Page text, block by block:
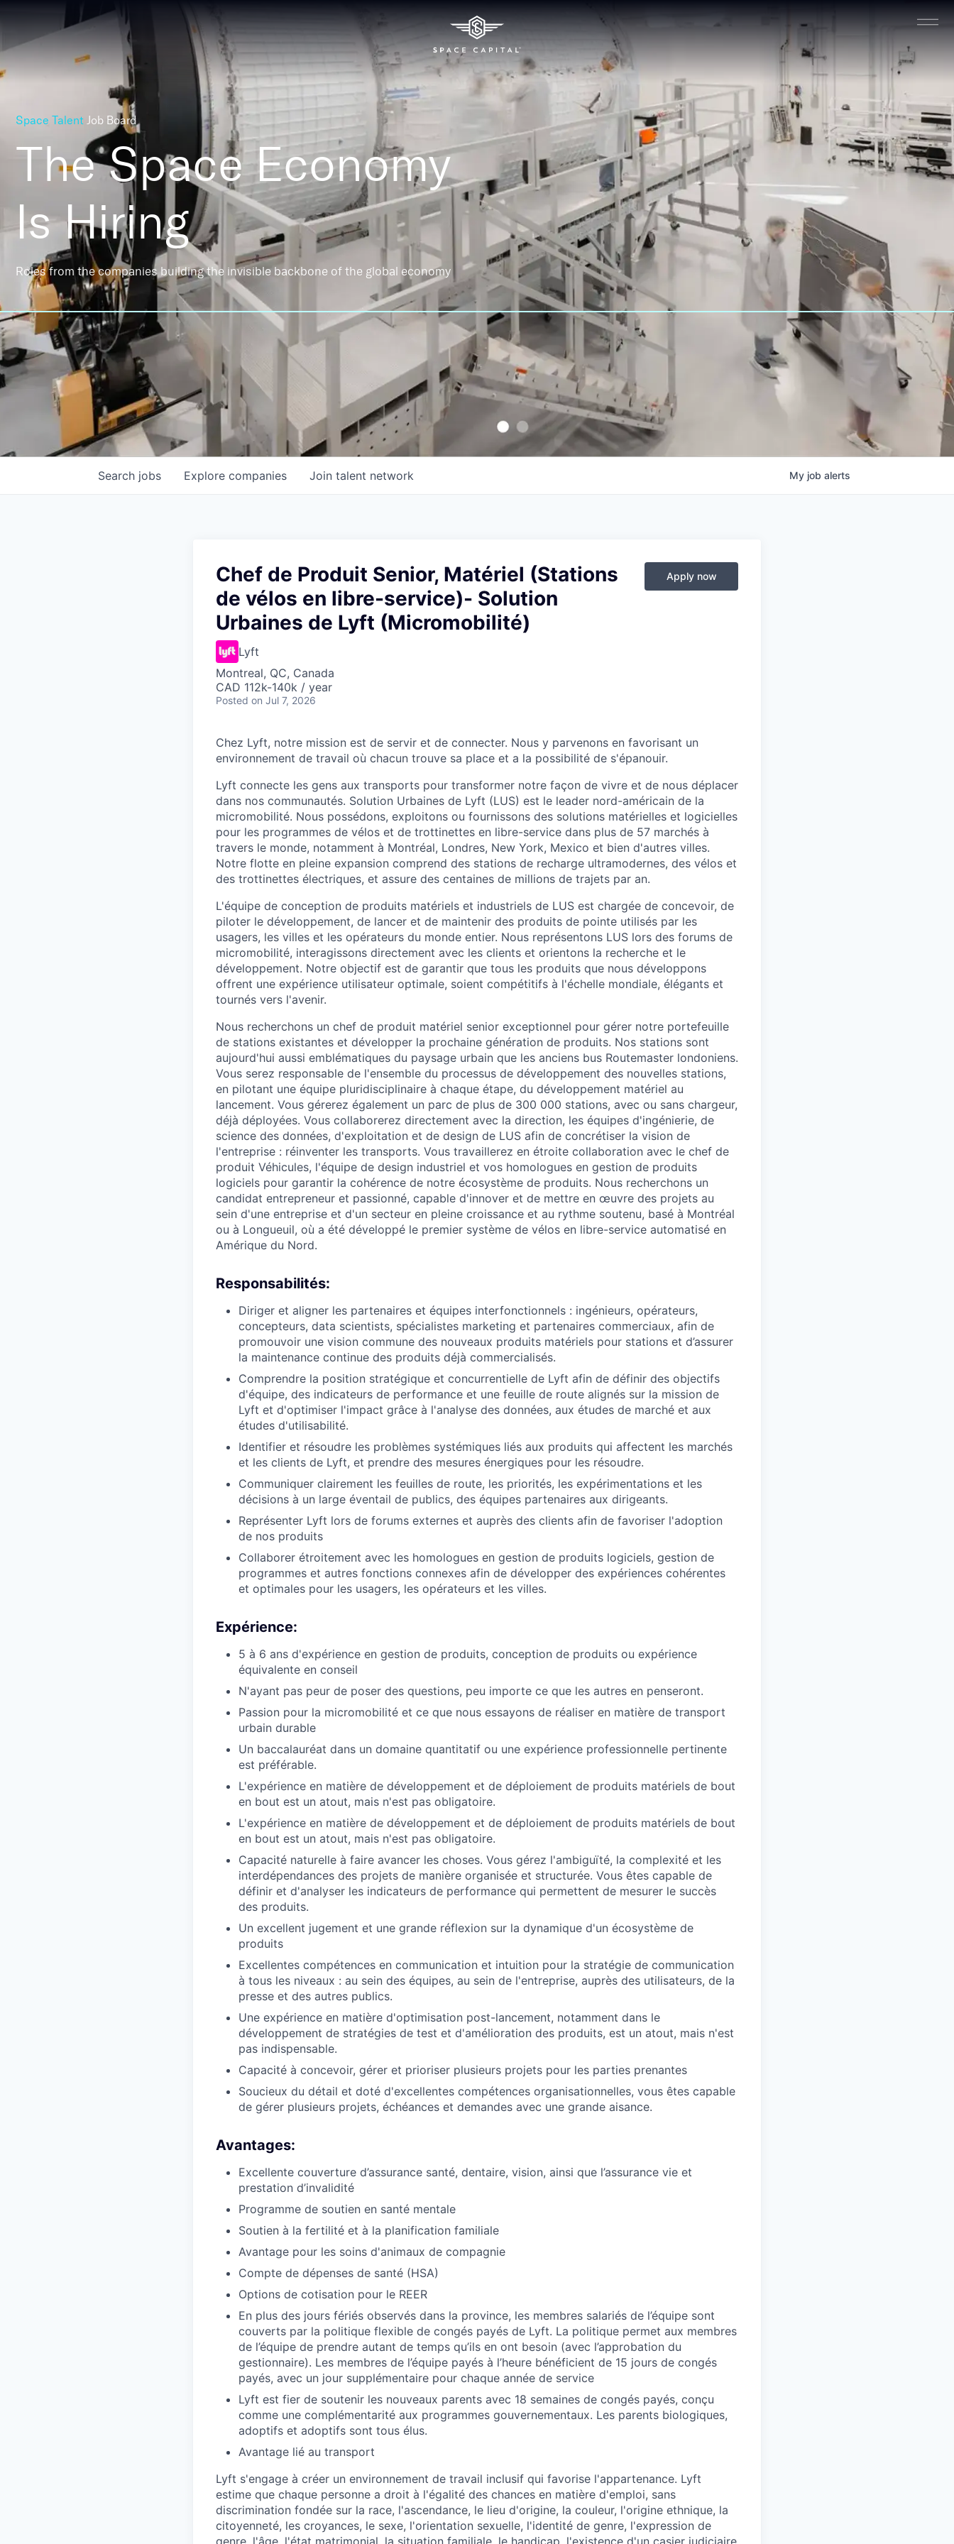
Space Talent Job Board
The Space Economy
Is Hiring
Roles from the companies building the invisible backbone of the global economy
Search jobs Explore companies Join talent network My job alerts
Chef de Produit Senior, Matériel (Stations
de vélos en libre-service)- Solution
Urbaines de Lyft (Micromobilité)
Lyft
Montreal, QC, Canada
CAD 112k-140k / year
Posted on Jul 7, 2026
Apply now
Chez Lyft, notre mission est de servir et de connecter. Nous y parvenons en favorisant un
environnement de travail où chacun trouve sa place et a la possibilité de s'épanouir.
Lyft connecte les gens aux transports pour transformer notre façon de vivre et de nous déplacer
dans nos communautés. Solution Urbaines de Lyft (LUS) est le leader nord-américain de la
micromobilité. Nous possédons, exploitons ou fournissons des solutions matérielles et logicielles
pour les programmes de vélos et de trottinettes en libre-service dans plus de 57 marchés à
travers le monde, notamment à Montréal, Londres, New York, Mexico et bien d'autres villes.
Notre flotte en pleine expansion comprend des stations de recharge ultramodernes, des vélos et
des trottinettes électriques, et assure des centaines de millions de trajets par an.
L'équipe de conception de produits matériels et industriels de LUS est chargée de concevoir, de
piloter le développement, de lancer et de maintenir des produits de pointe utilisés par les
usagers, les villes et les opérateurs du monde entier. Nous représentons LUS lors des forums de
micromobilité, interagissons directement avec les clients et orientons la recherche et le
développement. Notre objectif est de garantir que tous les produits que nous développons
offrent une expérience utilisateur optimale, soient compétitifs à l'échelle mondiale, élégants et
tournés vers l'avenir.
Nous recherchons un chef de produit matériel senior exceptionnel pour gérer notre portefeuille
de stations existantes et développer la prochaine génération de produits. Nos stations sont
aujourd'hui aussi emblématiques du paysage urbain que les anciens bus Routemaster londoniens.
Vous serez responsable de l'ensemble du processus de développement des nouvelles stations,
en pilotant une équipe pluridisciplinaire à chaque étape, du développement matériel au
lancement. Vous gérerez également un parc de plus de 300 000 stations, avec ou sans chargeur,
déjà déployées. Vous collaborerez directement avec la direction, les équipes d'ingénierie, de
science des données, d'exploitation et de design de LUS afin de concrétiser la vision de
l'entreprise : réinventer les transports. Vous travaillerez en étroite collaboration avec le chef de
produit Véhicules, l'équipe de design industriel et vos homologues en gestion de produits
logiciels pour garantir la cohérence de notre écosystème de produits. Nous recherchons un
candidat entrepreneur et passionné, capable d'innover et de mettre en œuvre des projets au
sein d'une entreprise et d'un secteur en pleine croissance et au rythme soutenu, basé à Montréal
ou à Longueuil, où a été développé le premier système de vélos en libre-service automatisé en
Amérique du Nord.
Responsabilités:
Diriger et aligner les partenaires et équipes interfonctionnels : ingénieurs, opérateurs,
concepteurs, data scientists, spécialistes marketing et partenaires commerciaux, afin de
promouvoir une vision commune des nouveaux produits matériels pour stations et d’assurer
la maintenance continue des produits déjà commercialisés.
Comprendre la position stratégique et concurrentielle de Lyft afin de définir des objectifs
d'équipe, des indicateurs de performance et une feuille de route alignés sur la mission de
Lyft et d'optimiser l'impact grâce à l'analyse des données, aux études de marché et aux
études d'utilisabilité.
Identifier et résoudre les problèmes systémiques liés aux produits qui affectent les marchés
et les clients de Lyft, et prendre des mesures énergiques pour les résoudre.
Communiquer clairement les feuilles de route, les priorités, les expérimentations et les
décisions à un large éventail de publics, des équipes partenaires aux dirigeants.
Représenter Lyft lors de forums externes et auprès des clients afin de favoriser l'adoption
de nos produits
Collaborer étroitement avec les homologues en gestion de produits logiciels, gestion de
programmes et autres fonctions connexes afin de développer des expériences cohérentes
et optimales pour les usagers, les opérateurs et les villes.
Expérience:
5 à 6 ans d'expérience en gestion de produits, conception de produits ou expérience
équivalente en conseil
N'ayant pas peur de poser des questions, peu importe ce que les autres en penseront.
Passion pour la micromobilité et ce que nous essayons de réaliser en matière de transport
urbain durable
Un baccalauréat dans un domaine quantitatif ou une expérience professionnelle pertinente
est préférable.
L'expérience en matière de développement et de déploiement de produits matériels de bout
en bout est un atout, mais n'est pas obligatoire.
L'expérience en matière de développement et de déploiement de produits matériels de bout
en bout est un atout, mais n'est pas obligatoire.
Capacité naturelle à faire avancer les choses. Vous gérez l'ambiguïté, la complexité et les
interdépendances des projets de manière organisée et structurée. Vous êtes capable de
définir et d'analyser les indicateurs de performance qui permettent de mesurer le succès
des produits.
Un excellent jugement et une grande réflexion sur la dynamique d'un écosystème de
produits
Excellentes compétences en communication et intuition pour la stratégie de communication
à tous les niveaux : au sein des équipes, au sein de l'entreprise, auprès des utilisateurs, de la
presse et des autres publics.
Une expérience en matière d'optimisation post-lancement, notamment dans le
développement de stratégies de test et d'amélioration des produits, est un atout, mais n'est
pas indispensable.
Capacité à concevoir, gérer et prioriser plusieurs projets pour les parties prenantes
Soucieux du détail et doté d'excellentes compétences organisationnelles, vous êtes capable
de gérer plusieurs projets, échéances et demandes avec une grande aisance.
Avantages:
Excellente couverture d’assurance santé, dentaire, vision, ainsi que l’assurance vie et
prestation d’invalidité
Programme de soutien en santé mentale
Soutien à la fertilité et à la planification familiale
Avantage pour les soins d'animaux de compagnie
Compte de dépenses de santé (HSA)
Options de cotisation pour le REER
En plus des jours fériés observés dans la province, les membres salariés de l’équipe sont
couverts par la politique flexible de congés payés de Lyft. La politique permet aux membres
de l’équipe de prendre autant de temps qu’ils en ont besoin (avec l’approbation du
gestionnaire). Les membres de l’équipe payés à l’heure bénéficient de 15 jours de congés
payés, avec un jour supplémentaire pour chaque année de service
Lyft est fier de soutenir les nouveaux parents avec 18 semaines de congés payés, conçu
comme une complémentarité aux programmes gouvernementaux. Les parents biologiques,
adoptifs et adoptifs sont tous élus.
Avantage lié au transport
Lyft s'engage à créer un environnement de travail inclusif qui favorise l'appartenance. Lyft
estime que chaque personne a droit à l'égalité des chances en matière d'emploi, sans
discrimination fondée sur la race, l'ascendance, le lieu d'origine, la couleur, l'origine ethnique, la
citoyenneté, les croyances, le sexe, l'orientation sexuelle, l'identité de genre, l'expression de
genre, l'âge, l'état matrimonial, la situation familiale, le handicap, l'existence d'un casier judiciaire